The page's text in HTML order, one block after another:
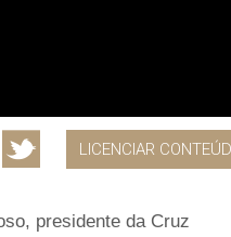
LICENCIAR
presidente da Cruz